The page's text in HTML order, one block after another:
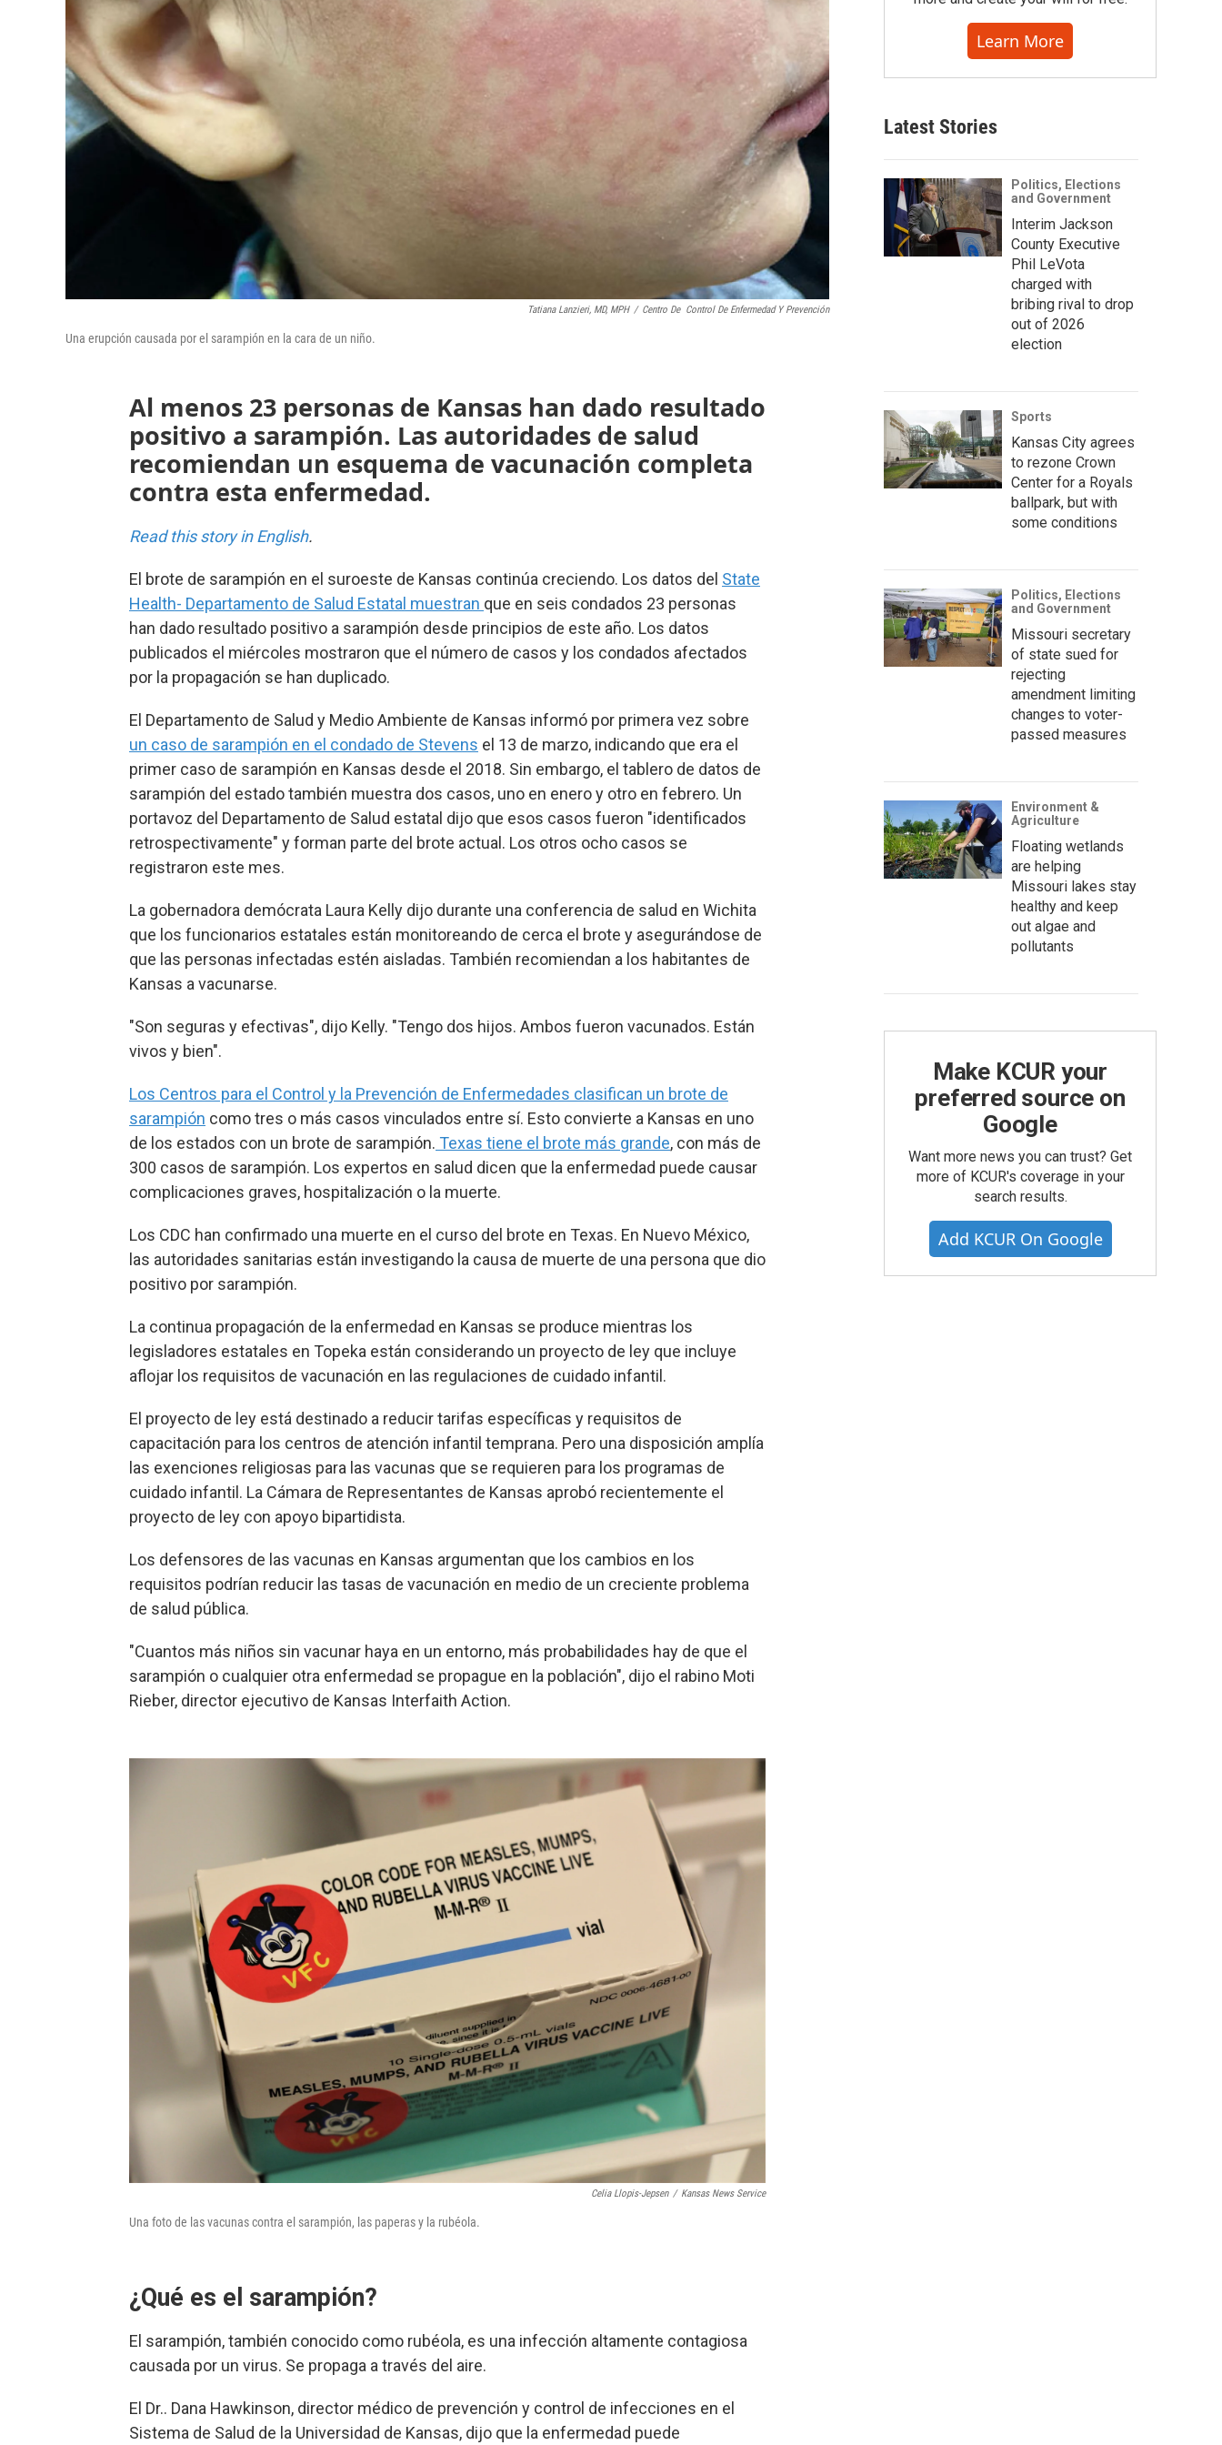
Tatiana Lanzieri, MD, MPH / Centro De Control De Enfermedad Y Prevención
Una erupción causada por el sarampión en la cara de un niño.
Al menos 23 personas de Kansas han dado resultado
positivo a sarampión. Las autoridades de salud
recomiendan un esquema de vacunación completa
contra esta enfermedad.
Read this story in English.
El brote de sarampión en el suroeste de Kansas continúa creciendo. Los datos del State
Health- Departamento de Salud Estatal muestran que en seis condados 23 personas
han dado resultado positivo a sarampión desde principios de este año. Los datos
publicados el miércoles mostraron que el número de casos y los condados afectados
por la propagación se han duplicado.
El Departamento de Salud y Medio Ambiente de Kansas informó por primera vez sobre
un caso de sarampión en el condado de Stevens el 13 de marzo, indicando que era el
primer caso de sarampión en Kansas desde el 2018. Sin embargo, el tablero de datos de
sarampión del estado también muestra dos casos, uno en enero y otro en febrero. Un
portavoz del Departamento de Salud estatal dijo que esos casos fueron "identificados
retrospectivamente" y forman parte del brote actual. Los otros ocho casos se
registraron este mes.
La gobernadora demócrata Laura Kelly dijo durante una conferencia de salud en Wichita
que los funcionarios estatales están monitoreando de cerca el brote y asegurándose de
que las personas infectadas estén aisladas. También recomiendan a los habitantes de
Kansas a vacunarse.
"Son seguras y efectivas", dijo Kelly. "Tengo dos hijos. Ambos fueron vacunados. Están
vivos y bien".
Los Centros para el Control y la Prevención de Enfermedades clasifican un brote de
sarampión como tres o más casos vinculados entre sí. Esto convierte a Kansas en uno
de los estados con un brote de sarampión. Texas tiene el brote más grande, con más de
300 casos de sarampión. Los expertos en salud dicen que la enfermedad puede causar
complicaciones graves, hospitalización o la muerte.
Los CDC han confirmado una muerte en el curso del brote en Texas. En Nuevo México,
las autoridades sanitarias están investigando la causa de muerte de una persona que dio
positivo por sarampión.
La continua propagación de la enfermedad en Kansas se produce mientras los
legisladores estatales en Topeka están considerando un proyecto de ley que incluye
aflojar los requisitos de vacunación en las regulaciones de cuidado infantil.
El proyecto de ley está destinado a reducir tarifas específicas y requisitos de
capacitación para los centros de atención infantil temprana. Pero una disposición amplía
las exenciones religiosas para las vacunas que se requieren para los programas de
cuidado infantil. La Cámara de Representantes de Kansas aprobó recientemente el
proyecto de ley con apoyo bipartidista.
Los defensores de las vacunas en Kansas argumentan que los cambios en los
requisitos podrían reducir las tasas de vacunación en medio de un creciente problema
de salud pública.
"Cuantos más niños sin vacunar haya en un entorno, más probabilidades hay de que el
sarampión o cualquier otra enfermedad se propague en la población", dijo el rabino Moti
Rieber, director ejecutivo de Kansas Interfaith Action.
Celia Llopis-Jepsen / Kansas News Service
Una foto de las vacunas contra el sarampión, las paperas y la rubéola.
¿Qué es el sarampión?
El sarampión, también conocido como rubéola, es una infección altamente contagiosa
causada por un virus. Se propaga a través del aire.
El Dr.. Dana Hawkinson, director médico de prevención y control de infecciones en el
Sistema de Salud de la Universidad de Kansas, dijo que la enfermedad puede
Learn More
Latest Stories
Politics, Elections
and Government
Interim Jackson
County Executive
Phil LeVota
charged with
bribing rival to drop
out of 2026
election
Sports
Kansas City agrees
to rezone Crown
Center for a Royals
ballpark, but with
some conditions
Politics, Elections
and Government
Missouri secretary
of state sued for
rejecting
amendment limiting
changes to voter-
passed measures
Environment &
Agriculture
Floating wetlands
are helping
Missouri lakes stay
healthy and keep
out algae and
pollutants
Make KCUR your
preferred source on
Google
Want more news you can trust? Get
more of KCUR's coverage in your
search results.
Add KCUR On Google